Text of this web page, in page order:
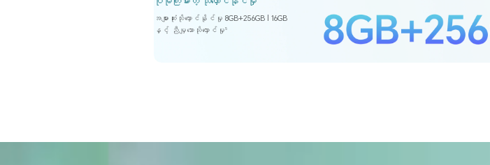
အများဆုံးသိုလှောင်နိုင်မှု 8GB+256GB | 16GB
နှင့် ညီမျှသောသိုလှောင်မှု5